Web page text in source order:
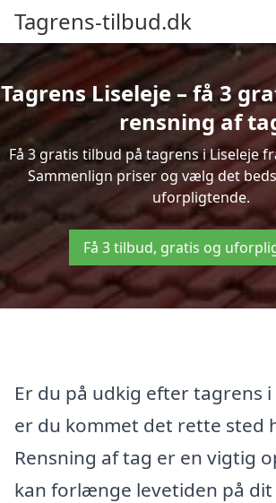
Tagrens-tilbud.dk
Tagrens Liseleje – få 3
rensning af
Få 3 gratis tilbud på tagrens i Liseleje
Sammenlign priser og vælg det
uforpligtende.
Få 3 tilbud, gratis og
Er du på udkig efter tagrens i
er du kommet det rette sted
Rensning af tag er en vigtig
kan forlænge levetiden på dit